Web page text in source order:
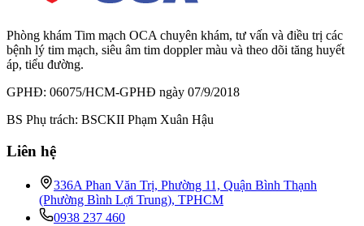
Phòng khám Tim mạch OCA chuyên khám, tư vấn và điều trị các
bệnh lý tim mạch, siêu âm tim doppler màu và theo dõi tăng huyết
áp, tiểu đường.
GPHĐ: 06075/HCM-GPHĐ ngày 07/9/2018
BS Phụ trách: BSCKII Phạm Xuân Hậu
Liên hệ
336A Phan Văn Trị, Phường 11, Quận Bình Thạnh
(Phường Bình Lợi Trung), TPHCM
0938 237 460